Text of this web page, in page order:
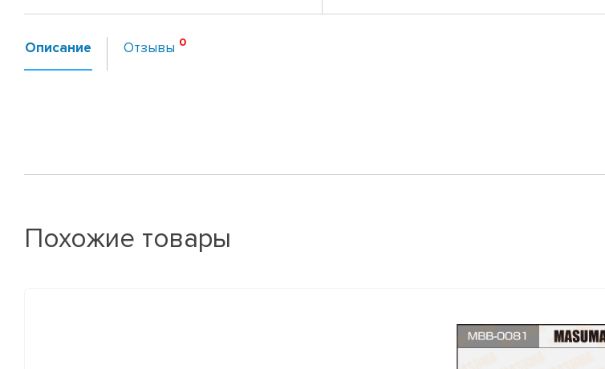
Описание Отзывы
Похожие товары